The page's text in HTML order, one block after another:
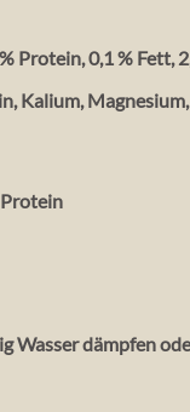
Protein, 0,1 % Fett,
Kalium,
Wasser dämpfen